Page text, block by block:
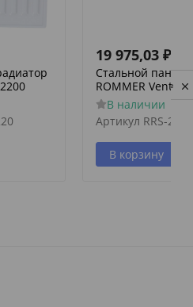
19 975,03 ₽
Стальной
ROMMER Ventil
В наличии
Артикул RRS-
В корзину
Privacy notice